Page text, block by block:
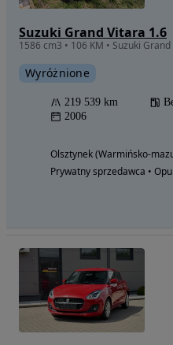
Suzuki Grand Vitara 1.6
1586 cm3 • 106 KM • Suzuki
Wyróżnione
219 539 km
2006
Olsztynek (Warmińsko-
Prywatny sprzedawca •